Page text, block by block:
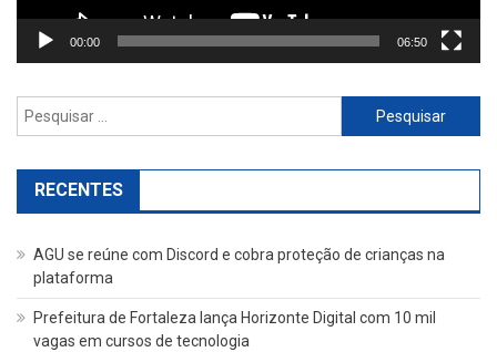
00:00 06:50
Pesquisar
por:
RECENTES
AGU se reúne com Discord e cobra proteção de crianças na
plataforma
Prefeitura de Fortaleza lança Horizonte Digital com 10 mil
vagas em cursos de tecnologia